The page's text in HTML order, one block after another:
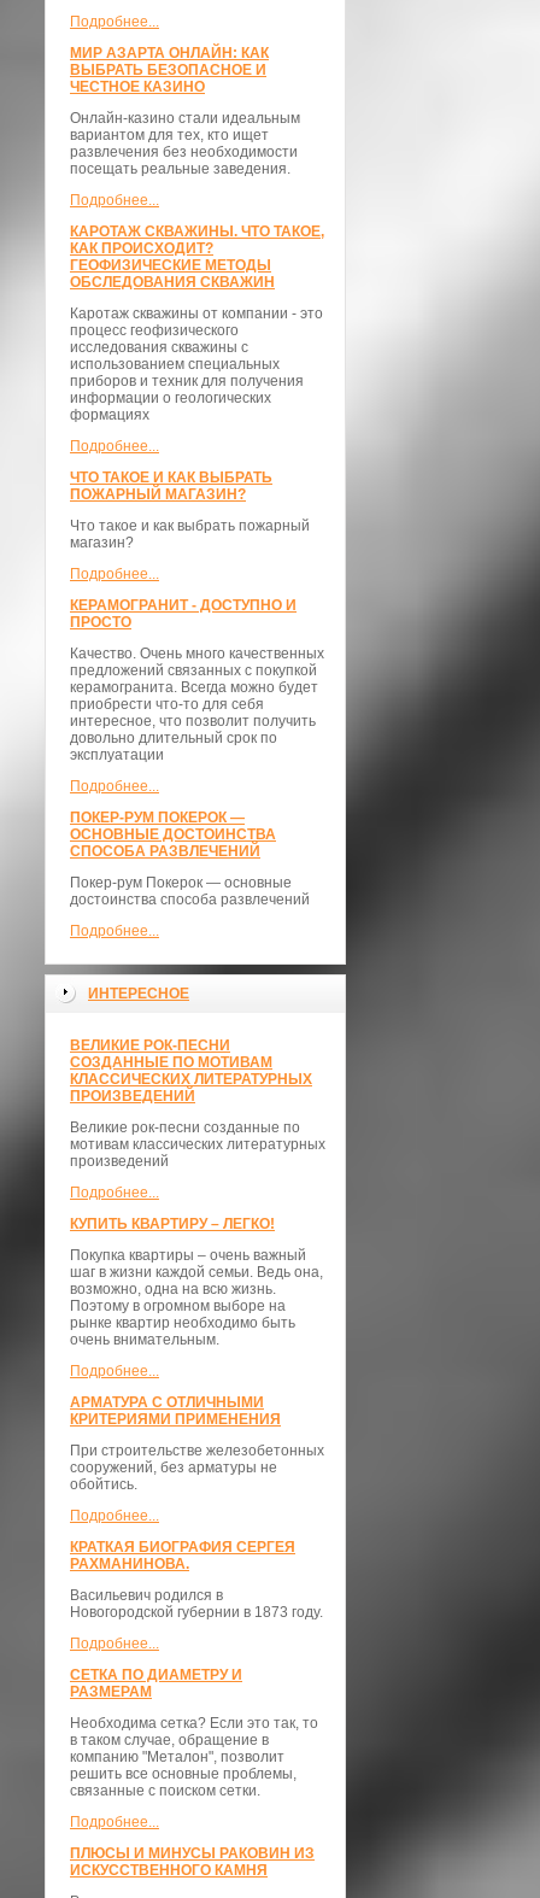
Подробнее...
МИР АЗАРТА ОНЛАЙН: КАК
ВЫБРАТЬ БЕЗОПАСНОЕ И
ЧЕСТНОЕ КАЗИНО
Онлайн-казино стали идеальным
вариантом для тех, кто ищет
развлечения без необходимости
посещать реальные заведения.
Подробнее...
КАРОТАЖ СКВАЖИНЫ. ЧТО ТАКОЕ,
КАК ПРОИСХОДИТ?
ГЕОФИЗИЧЕСКИЕ МЕТОДЫ
ОБСЛЕДОВАНИЯ СКВАЖИН
Каротаж скважины от компании - это
процесс геофизического
исследования скважины с
использованием специальных
приборов и техник для получения
информации о геологических
формациях
Подробнее...
ЧТО ТАКОЕ И КАК ВЫБРАТЬ
ПОЖАРНЫЙ МАГАЗИН?
Что такое и как выбрать пожарный
магазин?
Подробнее...
КЕРАМОГРАНИТ - ДОСТУПНО И
ПРОСТО
Качество. Очень много качественных
предложений связанных с покупкой
керамогранита. Всегда можно будет
приобрести что-то для себя
интересное, что позволит получить
довольно длительный срок по
эксплуатации
Подробнее...
ПОКЕР-РУМ ПОКЕРОК —
ОСНОВНЫЕ ДОСТОИНСТВА
СПОСОБА РАЗВЛЕЧЕНИЙ
Покер-рум Покерок — основные
достоинства способа развлечений
Подробнее...
ИНТЕРЕСНОЕ
ВЕЛИКИЕ РОК-ПЕСНИ
СОЗДАННЫЕ ПО МОТИВАМ
КЛАССИЧЕСКИХ ЛИТЕРАТУРНЫХ
ПРОИЗВЕДЕНИЙ
Великие рок-песни созданные по
мотивам классических литературных
произведений
Подробнее...
КУПИТЬ КВАРТИРУ – ЛЕГКО!
Покупка квартиры – очень важный
шаг в жизни каждой семьи. Ведь она,
возможно, одна на всю жизнь.
Поэтому в огромном выборе на
рынке квартир необходимо быть
очень внимательным.
Подробнее...
АРМАТУРА С ОТЛИЧНЫМИ
КРИТЕРИЯМИ ПРИМЕНЕНИЯ
При строительстве железобетонных
сооружений, без арматуры не
обойтись.
Подробнее...
КРАТКАЯ БИОГРАФИЯ СЕРГЕЯ
РАХМАНИНОВА.
Васильевич родился в
Новогородской губернии в 1873 году.
Подробнее...
СЕТКА ПО ДИАМЕТРУ И
РАЗМЕРАМ
Необходима сетка? Если это так, то
в таком случае, обращение в
компанию "Металон", позволит
решить все основные проблемы,
связанные с поиском сетки.
Подробнее...
ПЛЮСЫ И МИНУСЫ РАКОВИН ИЗ
ИСКУССТВЕННОГО КАМНЯ